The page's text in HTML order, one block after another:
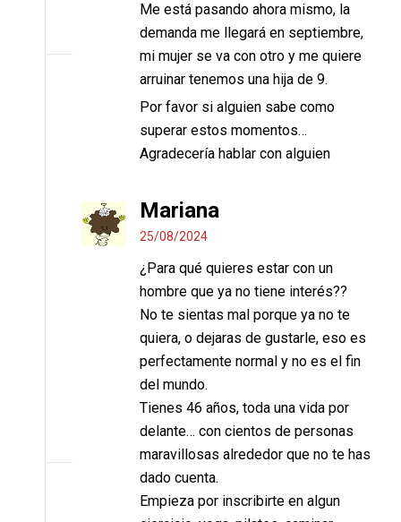
Me está pasando ahora mismo, la
demanda me llegará en septiembre,
mi mujer se va con otro y me quiere
arruinar tenemos una hija de 9.
Por favor si alguien sabe como
superar estos momentos…
Agradecería hablar con alguien
Mariana
25/08/2024
¿Para qué quieres estar con un
hombre que ya no tiene interés??
No te sientas mal porque ya no te
quiera, o dejaras de gustarle, eso es
perfectamente normal y no es el fin
del mundo.
Tienes 46 años, toda una vida por
delante… con cientos de personas
maravillosas alrededor que no te has
dado cuenta.
Empieza por inscribirte en algun